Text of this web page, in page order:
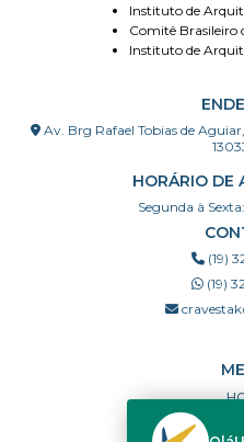
Instituto de
Comitê
Instituto de
Av. Brg Rafael Tobias de
HORÁRIO DE
Segunda à
(19)
(19)